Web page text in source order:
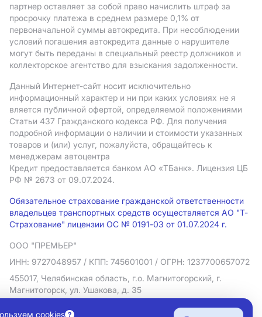
партнер оставляет за собой право начислить штраф за
просрочку платежа в среднем размере 0,1% от
первоначальной суммы автокредита. При несоблюдении
условий погашения автокредита данные о нарушителе
могут быть переданы в специальный реестр должников и
коллекторское агентство для взыскания задолженности.
Данный Интернет-сайт носит исключительно
информационный характер и ни при каких условиях не я
вляется публичной офертой, определяемой положениями
Статьи 437 Гражданского кодекса РФ. Для получения
подробной информации о наличии и стоимости указанных
товаров и (или) услуг, пожалуйста, обращайтесь к
менеджерам автоцентра
Кредит предоставляется банком АO «ТБанк». Лицензия ЦБ
РФ № 2673 от 09.07.2024.
Обязательное страхование гражданской ответственности
владельцев транспортных средств осуществляется АО "Т-
Страхование" лицензии ОС № 0191-03 от 01.07.2024 г.
ООО "ПРЕМЬЕР"
ИНН: 9727048957 / КПП: 745601001 / ОГРН: 1237700657072
455017, Челябинская область, г.о. Магнитогорский, г.
Магнитогорск, ул. Ушакова, д. 35
Политика в отношении обработки персональных данных
cookies